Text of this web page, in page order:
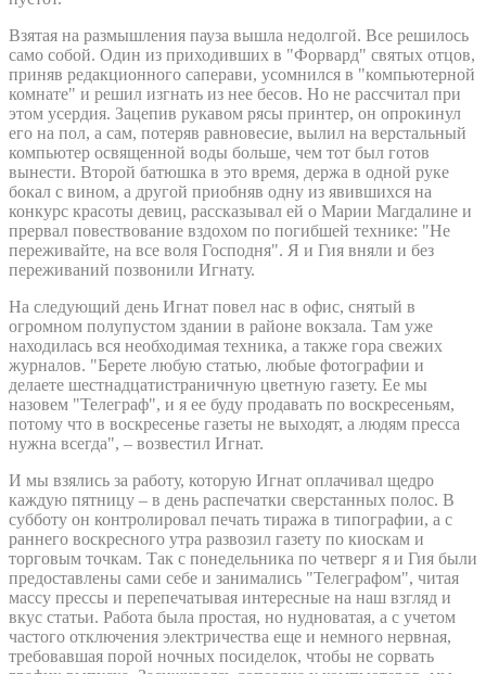
Взятая на размышления пауза вышла недолгой. Все решилось
само собой. Один из приходивших в "Форвард" святых отцов,
приняв редакционного саперави, усомнился в "компьютерной
комнате" и решил изгнать из нее бесов. Но не рассчитал при
этом усердия. Зацепив рукавом рясы принтер, он опрокинул
его на пол, а сам, потеряв равновесие, вылил на верстальный
компьютер освященной воды больше, чем тот был готов
вынести. Второй батюшка в это время, держа в одной руке
бокал с вином, а другой приобняв одну из явившихся на
конкурс красоты девиц, рассказывал ей о Марии Магдалине и
прервал повествование вздохом по погибшей технике: "Не
переживайте, на все воля Господня". Я и Гия вняли и без
переживаний позвонили Игнату.
На следующий день Игнат повел нас в офис, снятый в
огромном полупустом здании в районе вокзала. Там уже
находилась вся необходимая техника, а также гора свежих
журналов. "Берете любую статью, любые фотографии и
делаете шестнадцатистраничную цветную газету. Ее мы
назовем "Телеграф", и я ее буду продавать по воскресеньям,
потому что в воскресенье газеты не выходят, а людям пресса
нужна всегда", – возвестил Игнат.
И мы взялись за работу, которую Игнат оплачивал щедро
каждую пятницу – в день распечатки сверстанных полос. В
субботу он контролировал печать тиража в типографии, а с
раннего воскресного утра развозил газету по киоскам и
торговым точкам. Так с понедельника по четверг я и Гия были
предоставлены сами себе и занимались "Телеграфом", читая
массу прессы и перепечатывая интересные на наш взгляд и
вкус статьи. Работа была простая, но нудноватая, а с учетом
частого отключения электричества еще и немного нервная,
требовавшая порой ночных посиделок, чтобы не сорвать